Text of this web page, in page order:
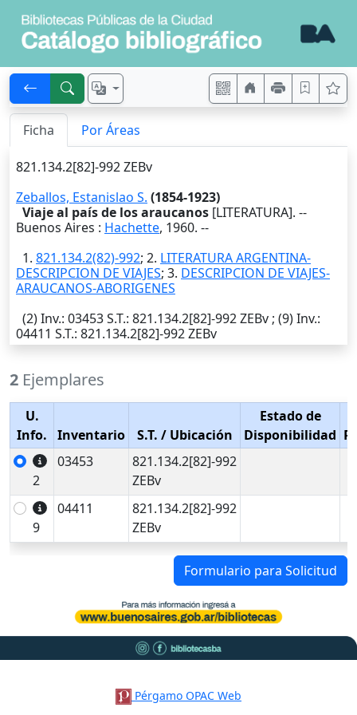
Ficha Por Áreas
821.134.2[82]-992 ZEBv
Zeballos, Estanislao S. (1854-1923)
Viaje al país de los araucanos [LITERATURA]. --
Buenos Aires : Hachette, 1960. --
1. 821.134.2(82)-992; 2. LITERATURA ARGENTINA-
DESCRIPCION DE VIAJES; 3. DESCRIPCION DE VIAJES-
ARAUCANOS-ABORIGENES
(2)Inv.: 03453S.T.: 821.134.2[82]-992 ZEBv ; (9)Inv.:
04411 S.T.: 821.134.2[82]-992 ZEBv
2 Ejemplares
U.
Info.
Inventario S.T. / Ubicación
Estado de
Disponibilidad
2
03453
821.134.2[82]-992
ZEBv
9
04411
821.134.2[82]-992
ZEBv
Formulario para Solicitud
Pérgamo OPAC Web